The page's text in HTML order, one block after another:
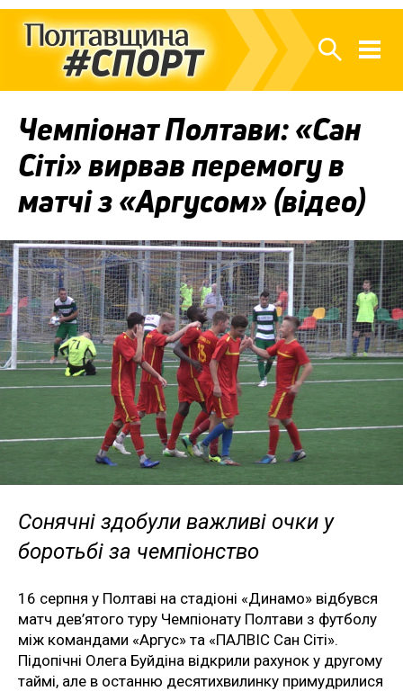
Чемпіонат Полтави: «Сан
Сіті» вирвав перемогу в
матчі з «Аргусом» (відео)
Сонячні здобули важливі очки у
боротьбі за чемпіонство
16 серпня у Полтаві на стадіоні «Динамо» відбувся
матч дев’ятого туру Чемпіонату Полтави з футболу
між командами «Аргус» та «ПАЛВІС Сан Сіті».
Підопічні Олега Буйдіна відкрили рахунок у другому
таймі, але в останню десятихвилинку примудрилися